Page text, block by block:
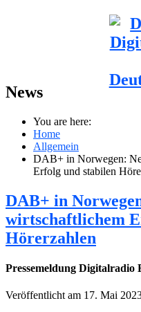
News
You are here:
Home
Allgemein
DAB+ in Norwegen:
Erfolg und stabilen
DAB+ in
wirtschaftlichem
Hörerzahlen
Pressemeldung Digitalradio
Veröffentlicht am 17. Mai